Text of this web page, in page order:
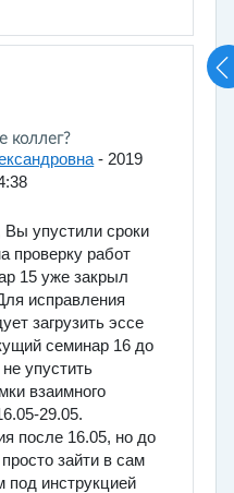
Anatolevih
коллег?
- 2019
Вы упустили сроки
проверку работ
15 уже закрыл
исправления
загрузить эссе
семинар 16 до
упустить
взаимного
29.05.
после 16.05, но до
зайти в сам
под инструкцией